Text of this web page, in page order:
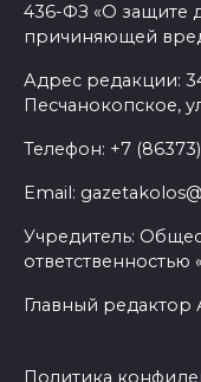
436-ФЗ «О защите
причиняющей
Адрес редакции:
Песчанокопское,
Телефон: +7
Email:
Учредитель:
ответственностью
Главный
Политика